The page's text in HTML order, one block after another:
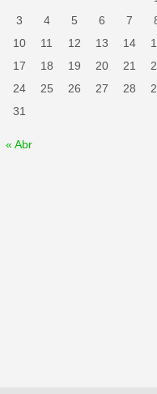
3
4 5 6 7
10
11 12 13 14
17
18 19 20 21
24
25 26 27 28
31
« Abr